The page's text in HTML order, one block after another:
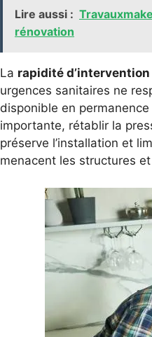
Lire aussi :
rénovation
La rapidité d’intervention
urgences sanitaires ne
disponible en
importante, rétablir la
préserve l’installation et
menacent les structures